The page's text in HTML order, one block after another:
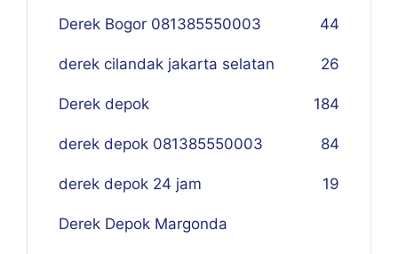
4
Derek Bogor 081385550003 4
derek cilandak jakarta selatan 26
Derek depok 184
derek depok 081385550003 84
derek depok 24 jam 19
Derek Depok Margonda